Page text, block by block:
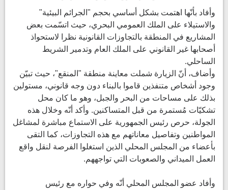
وأفاد بأنّها اهتمت بشكل أساسي بحجم "الجرائم البيئية"
والاستيلاء على الملك العمومي البحري، حيث اتسّمت بعض
المشاريع في المنطقة بالتجاوزات القانونية نظرا لاستحواذ
أصحابها غير القانوني على الملك العام وتدمير الشريط
الساحلي.
وأضاف، أنّ الزيارة شملت معاينة منطقة "المنقع"، حيث تبيّن
وجود أشخاص متنفذين قاموا بالبناء دون وجه قانوني، مستولين
بذلك على مساحات من البحر والجبل، وهو ما كان محل
تشكيّات مُستمرة من قبل المتساكنين. وأكد أنّه وخلال هذه
الجولة، حرص رئيس الجمهورية على الاستماع مباشرة لمشاغل
المواطنين وتفاصيل معاناتهم مع هذه التجاوزات، كما التقى
بأعضاء من المجلس المحلي الذين استغلوا الفرصة لنقل واقع
العمل الميداني والصعوبات التي تواجههم.
وأفاد عضو المجلس المحلي أنّه وفي حواره مع رئيس